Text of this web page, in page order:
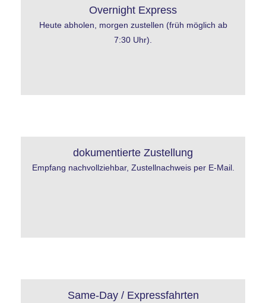
Overnight Express
Heute abholen, morgen zustellen (früh möglich ab
7:30 Uhr).
dokumentierte Zustellung
Empfang nachvollziehbar, Zustellnachweis per E-Mail.
Same-Day / Expressfahrten